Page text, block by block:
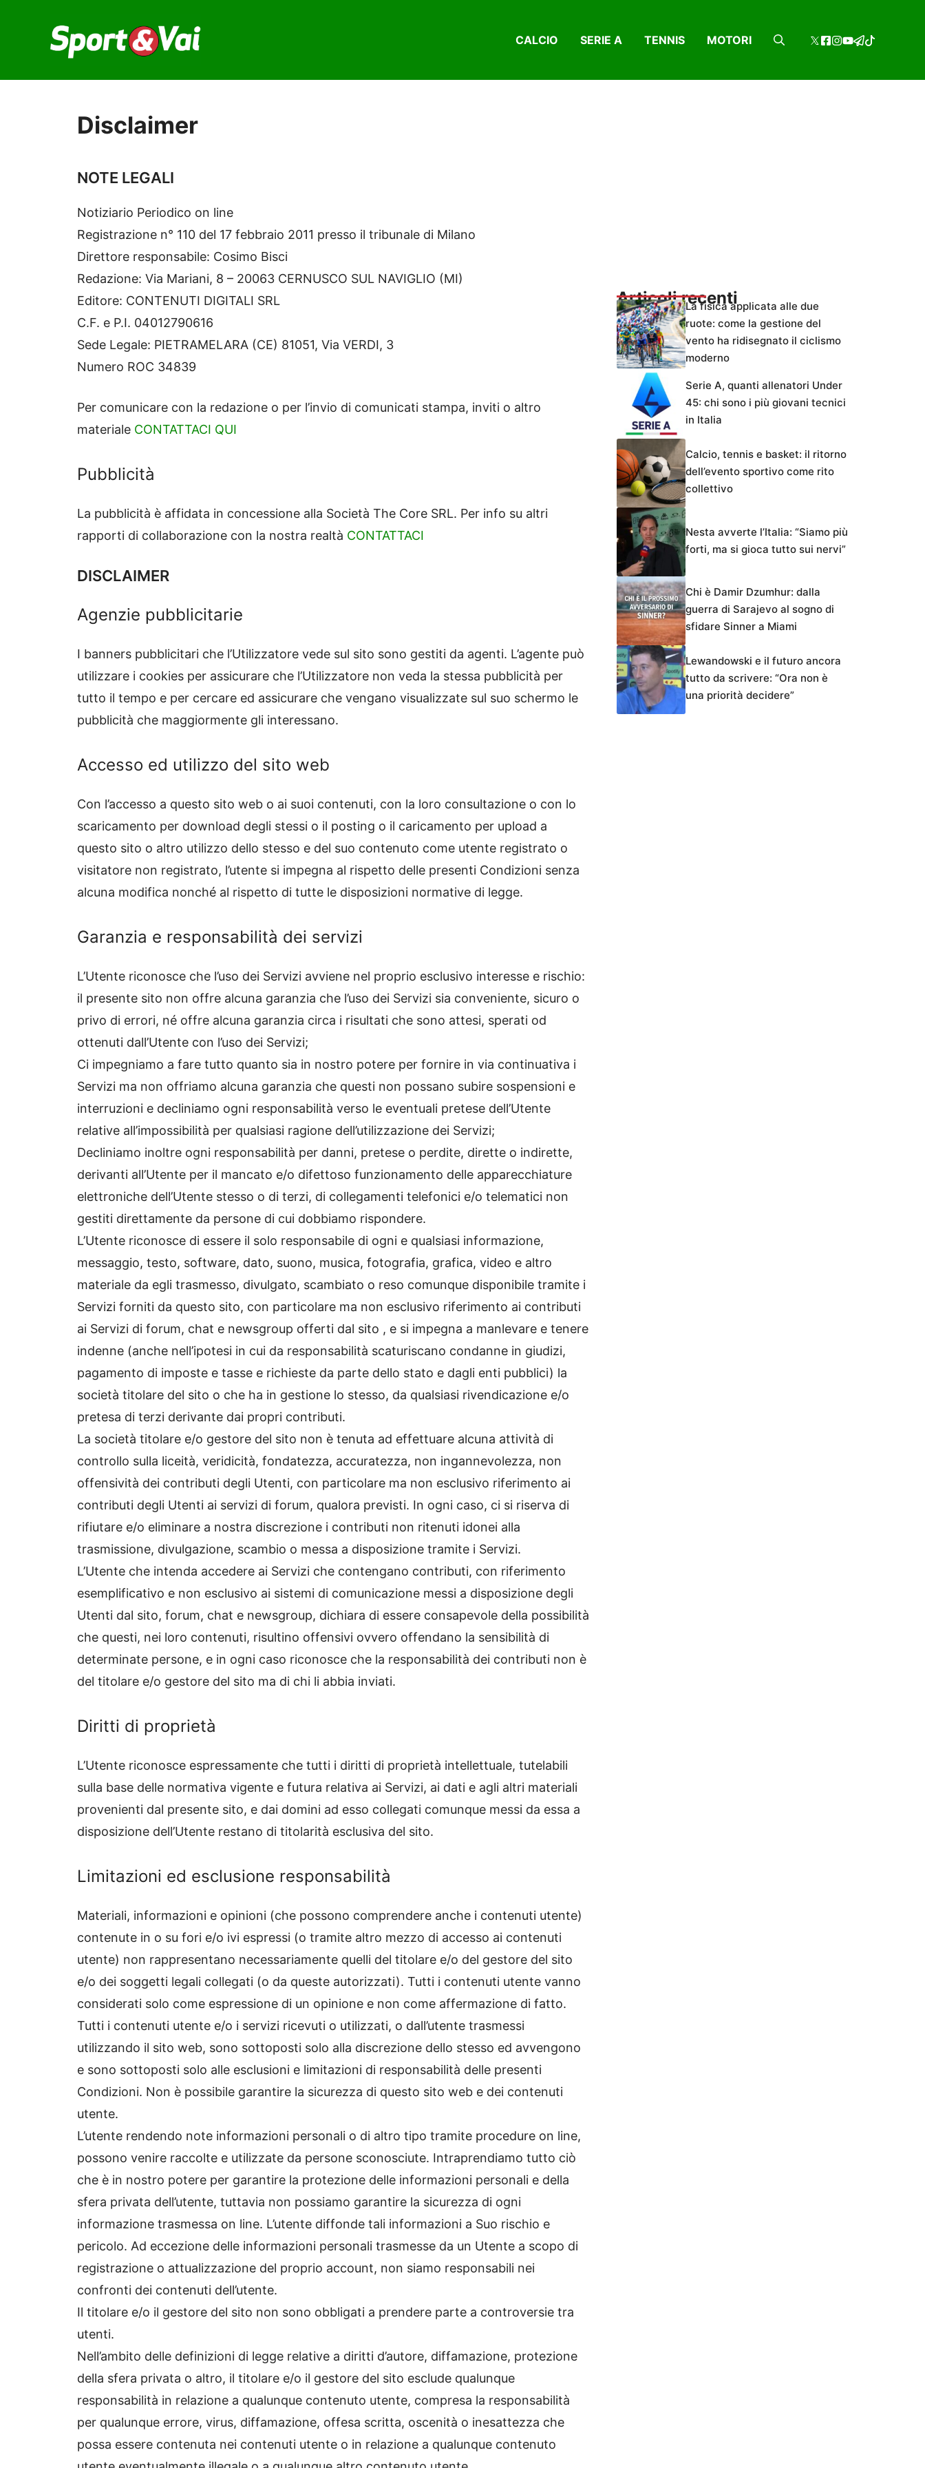
contenuto
CALCIO SERIE A TENNIS MOTORI
Disclaimer
NOTE LEGALI
Notiziario Periodico on line
Registrazione n° 110 del 17 febbraio 2011 presso il tribunale di Milano
Direttore responsabile: Cosimo Bisci
Redazione: Via Mariani, 8 – 20063 CERNUSCO SUL NAVIGLIO (MI)
Editore: CONTENUTI DIGITALI SRL
C.F. e P.I. 04012790616
Sede Legale: PIETRAMELARA (CE) 81051, Via VERDI, 3
Numero ROC 34839
Per comunicare con la redazione o per l’invio di comunicati stampa, inviti o altro
materiale CONTATTACI QUI
Pubblicità
La pubblicità è affidata in concessione alla Società The Core SRL. Per info su altri
rapporti di collaborazione con la nostra realtà CONTATTACI
DISCLAIMER
Agenzie pubblicitarie
I banners pubblicitari che l’Utilizzatore vede sul sito sono gestiti da agenti. L’agente può
utilizzare i cookies per assicurare che l’Utilizzatore non veda la stessa pubblicità per
tutto il tempo e per cercare ed assicurare che vengano visualizzate sul suo schermo le
pubblicità che maggiormente gli interessano.
Accesso ed utilizzo del sito web
Con l’accesso a questo sito web o ai suoi contenuti, con la loro consultazione o con lo
scaricamento per download degli stessi o il posting o il caricamento per upload a
questo sito o altro utilizzo dello stesso e del suo contenuto come utente registrato o
visitatore non registrato, l’utente si impegna al rispetto delle presenti Condizioni senza
alcuna modifica nonché al rispetto di tutte le disposizioni normative di legge.
Garanzia e responsabilità dei servizi
L’Utente riconosce che l’uso dei Servizi avviene nel proprio esclusivo interesse e rischio:
il presente sito non offre alcuna garanzia che l’uso dei Servizi sia conveniente, sicuro o
privo di errori, né offre alcuna garanzia circa i risultati che sono attesi, sperati od
ottenuti dall’Utente con l’uso dei Servizi;
Ci impegniamo a fare tutto quanto sia in nostro potere per fornire in via continuativa i
Servizi ma non offriamo alcuna garanzia che questi non possano subire sospensioni e
interruzioni e decliniamo ogni responsabilità verso le eventuali pretese dell’Utente
relative all’impossibilità per qualsiasi ragione dell’utilizzazione dei Servizi;
Decliniamo inoltre ogni responsabilità per danni, pretese o perdite, dirette o indirette,
derivanti all’Utente per il mancato e/o difettoso funzionamento delle apparecchiature
elettroniche dell’Utente stesso o di terzi, di collegamenti telefonici e/o telematici non
gestiti direttamente da persone di cui dobbiamo rispondere.
L’Utente riconosce di essere il solo responsabile di ogni e qualsiasi informazione,
messaggio, testo, software, dato, suono, musica, fotografia, grafica, video e altro
materiale da egli trasmesso, divulgato, scambiato o reso comunque disponibile tramite i
Servizi forniti da questo sito, con particolare ma non esclusivo riferimento ai contributi
ai Servizi di forum, chat e newsgroup offerti dal sito , e si impegna a manlevare e tenere
indenne (anche nell’ipotesi in cui da responsabilità scaturiscano condanne in giudizi,
pagamento di imposte e tasse e richieste da parte dello stato e dagli enti pubblici) la
società titolare del sito o che ha in gestione lo stesso, da qualsiasi rivendicazione e/o
pretesa di terzi derivante dai propri contributi.
La società titolare e/o gestore del sito non è tenuta ad effettuare alcuna attività di
controllo sulla liceità, veridicità, fondatezza, accuratezza, non ingannevolezza, non
offensività dei contributi degli Utenti, con particolare ma non esclusivo riferimento ai
contributi degli Utenti ai servizi di forum, qualora previsti. In ogni caso, ci si riserva di
rifiutare e/o eliminare a nostra discrezione i contributi non ritenuti idonei alla
trasmissione, divulgazione, scambio o messa a disposizione tramite i Servizi.
L’Utente che intenda accedere ai Servizi che contengano contributi, con riferimento
esemplificativo e non esclusivo ai sistemi di comunicazione messi a disposizione degli
Utenti dal sito, forum, chat e newsgroup, dichiara di essere consapevole della possibilità
che questi, nei loro contenuti, risultino offensivi ovvero offendano la sensibilità di
determinate persone, e in ogni caso riconosce che la responsabilità dei contributi non è
del titolare e/o gestore del sito ma di chi li abbia inviati.
Diritti di proprietà
L’Utente riconosce espressamente che tutti i diritti di proprietà intellettuale, tutelabili
sulla base delle normativa vigente e futura relativa ai Servizi, ai dati e agli altri materiali
provenienti dal presente sito, e dai domini ad esso collegati comunque messi da essa a
disposizione dell’Utente restano di titolarità esclusiva del sito.
Limitazioni ed esclusione responsabilità
Materiali, informazioni e opinioni (che possono comprendere anche i contenuti utente)
contenute in o su fori e/o ivi espressi (o tramite altro mezzo di accesso ai contenuti
utente) non rappresentano necessariamente quelli del titolare e/o del gestore del sito
e/o dei soggetti legali collegati (o da queste autorizzati). Tutti i contenuti utente vanno
considerati solo come espressione di un opinione e non come affermazione di fatto.
Tutti i contenuti utente e/o i servizi ricevuti o utilizzati, o dall’utente trasmessi
utilizzando il sito web, sono sottoposti solo alla discrezione dello stesso ed avvengono
e sono sottoposti solo alle esclusioni e limitazioni di responsabilità delle presenti
Condizioni. Non è possibile garantire la sicurezza di questo sito web e dei contenuti
utente.
L’utente rendendo note informazioni personali o di altro tipo tramite procedure on line,
possono venire raccolte e utilizzate da persone sconosciute. Intraprendiamo tutto ciò
che è in nostro potere per garantire la protezione delle informazioni personali e della
sfera privata dell’utente, tuttavia non possiamo garantire la sicurezza di ogni
informazione trasmessa on line. L’utente diffonde tali informazioni a Suo rischio e
pericolo. Ad eccezione delle informazioni personali trasmesse da un Utente a scopo di
registrazione o attualizzazione del proprio account, non siamo responsabili nei
confronti dei contenuti dell’utente.
Il titolare e/o il gestore del sito non sono obbligati a prendere parte a controversie tra
utenti.
Nell’ambito delle definizioni di legge relative a diritti d’autore, diffamazione, protezione
della sfera privata o altro, il titolare e/o il gestore del sito esclude qualunque
responsabilità in relazione a qualunque contenuto utente, compresa la responsabilità
per qualunque errore, virus, diffamazione, offesa scritta, oscenità o inesattezza che
possa essere contenuta nei contenuti utente o in relazione a qualunque contenuto
Articoli recentiLa fisica applicata alle due
ruote: come la gestione del
vento ha ridisegnato il ciclismo
moderno
Serie A, quanti allenatori Under
45: chi sono i più giovani tecnici
in Italia
Calcio, tennis e basket: il ritorno
dell’evento sportivo come rito
collettivo
Nesta avverte l’Italia: “Siamo più
forti, ma si gioca tutto sui nervi”
Chi è Damir Dzumhur: dalla
guerra di Sarajevo al sogno di
sfidare Sinner a Miami
Lewandowski e il futuro ancora
tutto da scrivere: “Ora non è
una priorità decidere”